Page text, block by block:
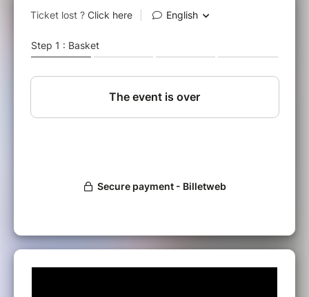
Brèves de comptoir, coups de gueule
Texte et mise en scène Jean-Christian
Fraiscinet
Musique originale Hervé Devolder
Avec Vincent Fraiscinet, Christèle
Chappat, Mélissa Chatelet et
Kir Pétillant